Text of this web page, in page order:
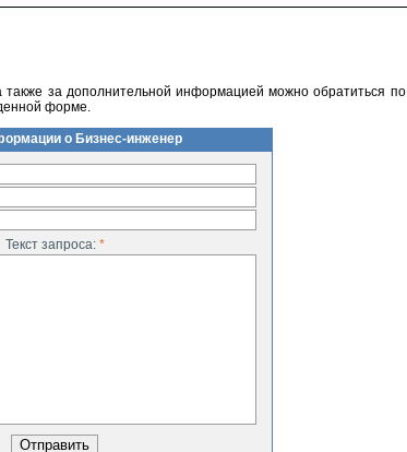
за дополнительной информацией можно обратиться по
форме.
о Бизнес-инженер
Текст запроса: *